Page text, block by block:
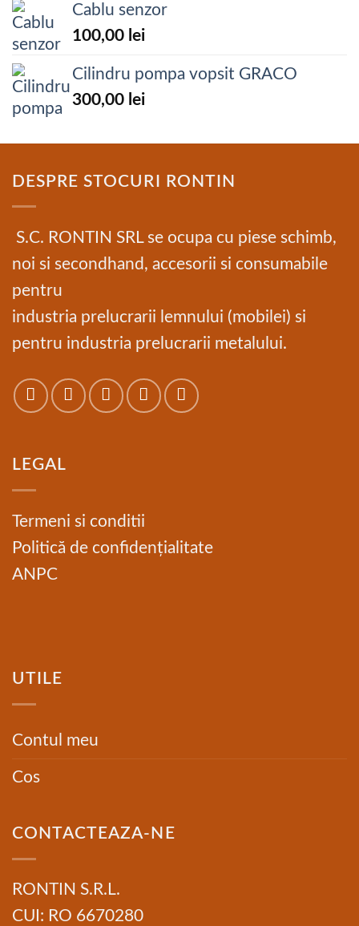
Cablu senzor
100,00 lei
Cilindru pompa vopsit GRACO
300,00 lei
DESPRE STOCURI RONTIN
S.C. RONTIN SRL se ocupa cu piese schimb,
noi si secondhand, accesorii si consumabile
pentru
industria prelucrarii lemnului (mobilei) si
pentru industria prelucrarii metalului.
LEGAL
Termeni si conditii
Politică de confidențialitate
ANPC
UTILE
Contul meu
Cos
CONTACTEAZA-NE
RONTIN S.R.L.
CUI: RO 6670280